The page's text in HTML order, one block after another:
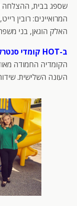
שספג בבית, ההצלחה
המרואיינים: רובין
האלק הוגאן, בני
ב-HOT קומדי סנטרל ב-22:45, מורות
הקומדיה החמודה
העונה השלישית. שידור